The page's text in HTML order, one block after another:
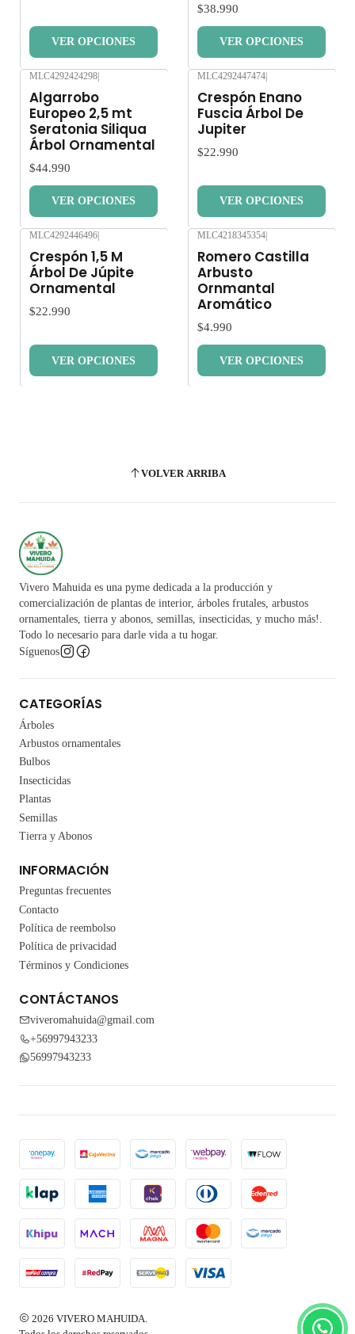
VER OPCIONES
$38.990
VER OPCIONES
MLC4292424298|
Algarrobo
Europeo 2,5 mt
Seratonia Siliqua
Árbol Ornamental
$44.990
VER OPCIONES
MLC4292447474|
Crespón Enano
Fuscia Árbol De
Jupiter
$22.990
VER OPCIONES
MLC4292446496|
Crespón 1,5 M
Árbol De Júpite
Ornamental
$22.990
VER OPCIONES
MLC4218345354|
Romero Castilla
Arbusto
Ornmantal
Aromático
$4.990
VER OPCIONES
VOLVER ARRIBA
Vivero Mahuida es una pyme dedicada a la producción y
comercialización de plantas de interior, árboles frutales, arbustos
ornamentales, tierra y abonos, semillas, insecticidas, y mucho más!.
Todo lo necesario para darle vida a tu hogar.
Síguenos
CATEGORÍAS
Árboles
Arbustos ornamentales
Bulbos
Insecticidas
Plantas
Semillas
Tierra y Abonos
INFORMACIÓN
Preguntas frecuentes
Contacto
Política de reembolso
Política de privacidad
Términos y Condiciones
CONTÁCTANOS
viveromahuida@gmail.com
+56997943233
56997943233
2026 VIVERO MAHUIDA.